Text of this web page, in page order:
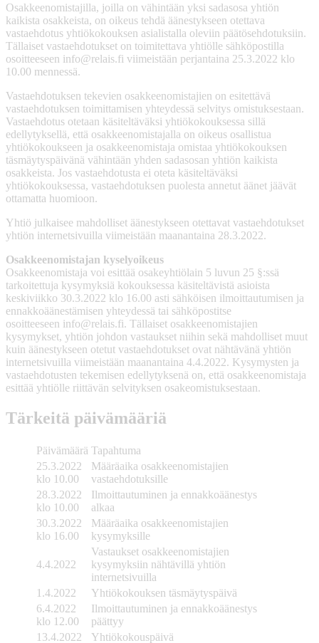
Osakkeenomistajilla, joilla on vähintään yksi sadasosa yhtiön
kaikista osakkeista, on oikeus tehdä äänestykseen otettava
vastaehdotus yhtiökokouksen asialistalla oleviin päätösehdotuksiin.
Tällaiset vastaehdotukset on toimitettava yhtiölle sähköpostilla
osoitteeseen info@relais.fi viimeistään perjantaina 25.3.2022 klo
10.00 mennessä.
Vastaehdotuksen tekevien osakkeenomistajien on esitettävä
vastaehdotuksen toimittamisen yhteydessä selvitys omistuksestaan.
Vastaehdotus otetaan käsiteltäväksi yhtiökokouksessa sillä
edellytyksellä, että osakkeenomistajalla on oikeus osallistua
yhtiökokoukseen ja osakkeenomistaja omistaa yhtiökokouksen
täsmäytyspäivänä vähintään yhden sadasosan yhtiön kaikista
osakkeista. Jos vastaehdotusta ei oteta käsiteltäväksi
yhtiökokouksessa, vastaehdotuksen puolesta annetut äänet jäävät
ottamatta huomioon.
Yhtiö julkaisee mahdolliset äänestykseen otettavat vastaehdotukset
yhtiön internetsivuilla viimeistään maanantaina 28.3.2022.
Osakkeenomistajan kyselyoikeus
Osakkeenomistaja voi esittää osakeyhtiölain 5 luvun 25 §:ssä
tarkoitettuja kysymyksiä kokouksessa käsiteltävistä asioista
keskiviikko 30.3.2022 klo 16.00 asti sähköisen ilmoittautumisen ja
ennakkoäänestämisen yhteydessä tai sähköpostitse
osoitteeseen info@relais.fi. Tällaiset osakkeenomistajien
kysymykset, yhtiön johdon vastaukset niihin sekä mahdolliset muut
kuin äänestykseen otetut vastaehdotukset ovat nähtävänä yhtiön
internetsivuilla viimeistään maanantaina 4.4.2022. Kysymysten ja
vastaehdotusten tekemisen edellytyksenä on, että osakkeenomistaja
esittää yhtiölle riittävän selvityksen osakeomistuksestaan.
Tärkeitä päivämääriä
Päivämäärä Tapahtuma
25.3.2022
klo 10.00
Määräaika osakkeenomistajien
vastaehdotuksille
28.3.2022
klo 10.00
Ilmoittautuminen ja ennakkoäänestys
alkaa
30.3.2022
klo 16.00
Määräaika osakkeenomistajien
kysymyksille
4.4.2022
Vastaukset osakkeenomistajien
kysymyksiin nähtävillä yhtiön
internetsivuilla
1.4.2022
Yhtiökokouksen täsmäytyspäivä
6.4.2022
klo 12.00
Ilmoittautuminen ja ennakkoäänestys
päättyy
13.4.2022
Yhtiökokouspäivä